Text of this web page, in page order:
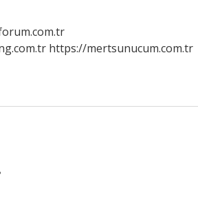
https://mertsunucum.com.tr